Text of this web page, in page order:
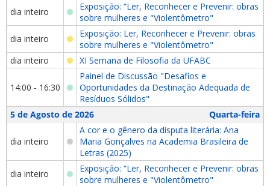
dia inteiro
Exposição: “Ler, Reconhecer e Prevenir: obras
sobre mulheres e "Violentômetro"
dia inteiro
Exposição: Ler, Reconhecer e Prevenir: obras
sobre mulheres e "Violentômetro"
dia inteiro
XI Semana de Filosofia da UFABC
14:00 - 16:30
Painel de Discussão "Desafios e
Oportunidades da Destinação Adequada de
Resíduos Sólidos"
5 de Agosto de 2026
Quarta-feira
dia inteiro
A cor e o gênero da disputa literária: Ana
Maria Gonçalves na Academia Brasileira de
Letras (2025)
dia inteiro
Exposição: “Ler, Reconhecer e Prevenir: obras
sobre mulheres e "Violentômetro"